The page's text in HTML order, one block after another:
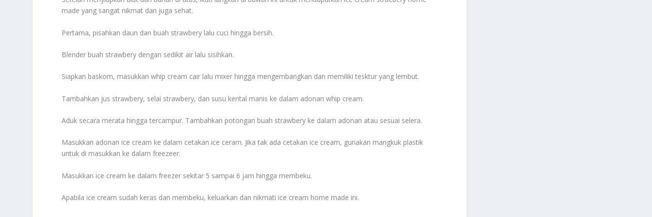
made yang sangat nikmat dan juga sehat.
Pertama, pisahkan daun dan buah strawbery lalu cuci hingga bersih.
Blender buah strawbery dengan sedikit air lalu sisihkan.
Siapkan baskom, masukkan whip cream cair lalu mixer hingga mengembangkan dan memiliki tesktur yang lembut.
Tambahkan jus strawbery, selai strawbery, dan susu kental manis ke dalam adonan whip cream.
Aduk secara merata hingga tercampur. Tambahkan potongan buah strawbery ke dalam adonan atau sesuai selera.
Masukkan adonan ice cream ke dalam cetakan ice ceram. Jika tak ada cetakan ice cream, gunakan mangkuk plastik
untuk di masukkan ke dalam freezeer.
Masukkan ice cream ke dalam freezer sekitar 5 sampai 6 jam hingga membeku.
Apabila ice cream sudah keras dan membeku, keluarkan dan nikmati ice cream home made ini.